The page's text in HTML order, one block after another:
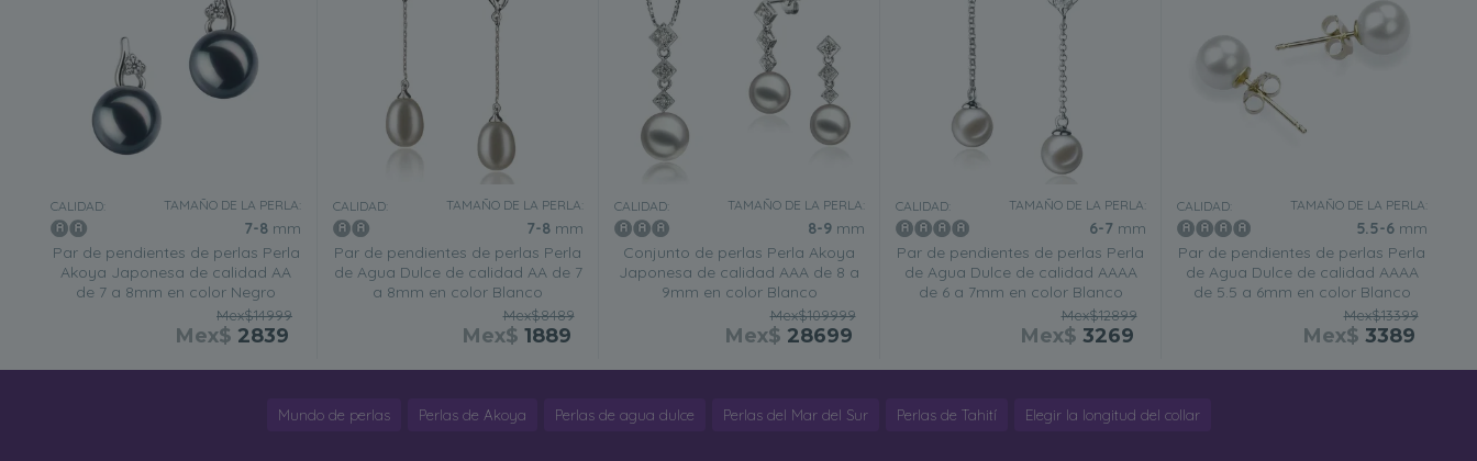
CALIDAD: TAMAÑO DE LA PERLA:
7-8 mm
Par de pendientes de perlas Perla
Akoya Japonesa de calidad AA
de 7 a 8mm en color Negro
Mex$14999
Mex$ 2839
CALIDAD: TAMAÑO DE LA PERLA:
7-8mm
Par de pendientes de perlas Perla
de Agua Dulce de calidad AA de 7
a 8mm en color Blanco
Mex$8489
Mex$ 1889
CALIDAD: TAMAÑO DE LA PERLA:
8-9mm
Conjunto de perlas Perla Akoya
Japonesa de calidad AAA de 8 a
9mm en color Blanco
Mex$109999
Mex$ 28699
CALIDAD: TAMAÑO DE LA PERLA:
6-7 mm
Par de pendientes de perlas Perla
de Agua Dulce de calidad AAAA
de 6 a 7mm en color Blanco
Mex$12899
Mex$ 3269
CALIDAD: TAMAÑO DE LA PERLA:
5.5-6mm
Par de pendientes de perlas Perla
de Agua Dulce de calidad AAAA
de 5.5 a 6mm en color Blanco
Mex$13399
Mex$ 3389
Mundo de perlas Perlas de Akoya Perlas de agua dulce Perlas del Mar del Sur Perlas de Tahití Elegir la longitud del collar